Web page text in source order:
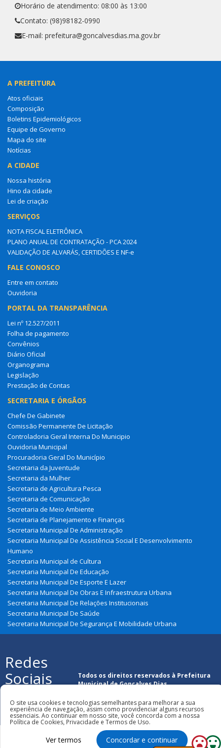
Horário de atendimento: 08:00 às 13:00
Contato: (98)98182-0990
E-mail: prefeitura@goncalvesdias.ma.gov.br
A PREFEITURA
Atos oficiais
Composição
Boletins Epidemiológicos
Equipe de Governo
Mapa do site
Notícias
A CIDADE
Nossa história
Hino da cidade
Lei de criação
SERVIÇOS
NOTA FISCAL ELETRÔNICA
PLANO ANUAL DE CONTRATAÇÃO - PCA 2024
VALIDAÇÃO DE ALVARÁS, CERTIDÕES E NF-e
FALE CONOSCO
Entre em contato
Ouvidoria
PORTAL DA TRANSPARÊNCIA
Lei nº 12.527/2011
Folha de pagamento
Convênios
Diário Oficial
Organograma
Legislação
Prestação de Contas
SECRETARIA E ÓRGÃOS
Chefe De Gabinete
Comissão Permanente De Licitação
Controladoria Geral Interna Do Municipio
Ouvidoria Municipal
Procuradoria Geral Do Município
Secretaria da Juventude
Secretaria da Mulher
Secretaria de Agricultura Pesca
Secretaria de Comunicação
Secretaria de Meio Ambiente
Secretaria de Planejamento e Finanças
Secretaria Municipal De Administração
Secretaria Municipal De Assistência Social E Desenvolvimento
Humano
Secretaria Municipal de Cultura
Secretaria Municipal De Educação
Secretaria Municipal De Esporte E Lazer
Secretaria Municipal De Obras E Infraestrutura Urbana
Secretaria Municipal De Relações Institucionais
Secretaria Municipal De Saúde
Secretaria Municipal De Segurança E Mobilidade Urbana
Redes
Sociais
Todos os direitos reservados à Prefeitura
Municipal de Gonçalves Dias
O site usa cookies e tecnologias semelhantes para melhorar a sua
experiência de navegação, assim como providenciar alguns recursos
essenciais. Ao continuar em nosso site, você concorda com a nossa
Política de Cookies, Privacidade e Termos de Uso.
Ver termos Concordar e continuar